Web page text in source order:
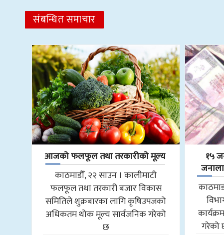
संबन्धित समाचार
आजको फलफूल तथा तरकारीको मूल्य
काठमाडौँ, २२ साउन । कालीमाटी
फलफूल तथा तरकारी बजार विकास
समितिले शुक्रबारका लागि कृषिउपजको
अधिकतम थोक मूल्य सार्वजनिक गरेको
छ
१५
गरेको